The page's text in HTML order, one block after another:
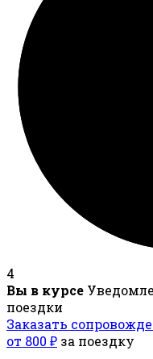
4
Вы в курсе
поездки
Заказать
от 800 ₽ за поездку